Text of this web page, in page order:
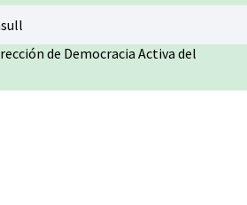
de Democracia Activa del